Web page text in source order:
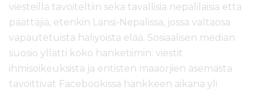
viesteillä tavoiteltiin sekä tavallisia nepalilaisia että
päättäjiä, etenkin Länsi-Nepalissa, jossa valtaosa
vapautetuista haliyoista elää. Sosiaalisen median
suosio yllätti koko hanketiimin: viestit
ihmisoikeuksista ja entisten maaorjien asemasta
tavoittivat Facebookissa hankkeen aikana yli